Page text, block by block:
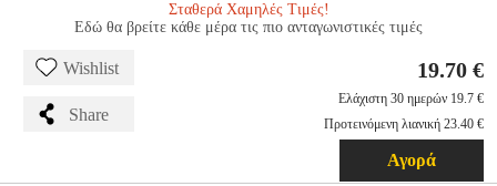
Σταθερά Χαμηλές Τιμές!
Εδώ θα βρείτε κάθε μέρα τις πιο ανταγωνιστικές τιμές
Wishlist
Share
19.70 €
Ελάχιστη 30 ημερών 19.7 €
Προτεινόμενη λιανική 23.40 €
Αγορά